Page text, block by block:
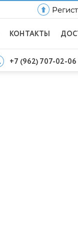
КОНТАКТЫ
+7 (962) 707-02-06